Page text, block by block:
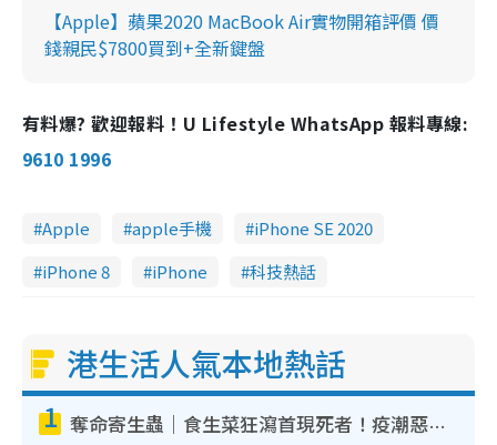
【Apple】蘋果2020 MacBook Air實物開箱評價 價
錢親民$7800買到+全新鍵盤
有料爆? 歡迎報料！U Lifestyle WhatsApp 報料專線:
9610 1996
Apple apple手機
iPhone SE 2020
iPhone 8
iPhone 科技熱話
港生活人氣本地熱話
1 奪命寄生蟲｜食生菜狂瀉首現死者！疫潮惡化錄1.8萬宗病例 揭洗菜3大謬誤